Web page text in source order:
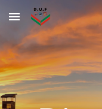
Skip to main content